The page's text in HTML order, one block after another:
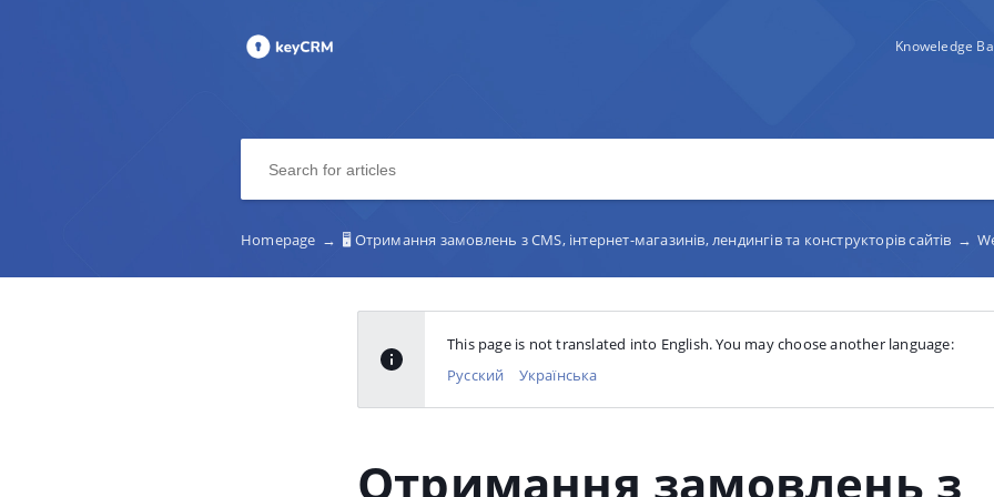
Knoweledge
Homepage → 🖥️ Отримання замовлень з CMS, інтернет-магазинів, лендингів та конструкторів сайтів →
This page is not translated into English. You may choose another language:
Русский
Українська
Отримання замовлень з